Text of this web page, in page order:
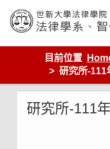
content
世新大學法律學院-法律
目前位置
研究所-111
研究所-111年